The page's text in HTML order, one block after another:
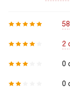
2
0
0